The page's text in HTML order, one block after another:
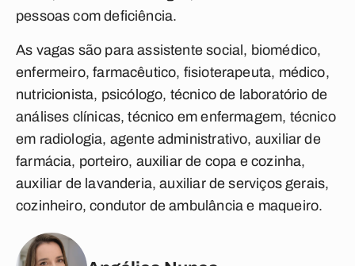
pessoas com deficiência.
As vagas são para assistente social, biomédico,
enfermeiro, farmacêutico, fisioterapeuta, médico,
nutricionista, psicólogo, técnico de laboratório de
análises clínicas, técnico em enfermagem, técnico
em radiologia, agente administrativo, auxiliar de
farmácia, porteiro, auxiliar de copa e cozinha,
auxiliar de lavanderia, auxiliar de serviços gerais,
cozinheiro, condutor de ambulância e maqueiro.